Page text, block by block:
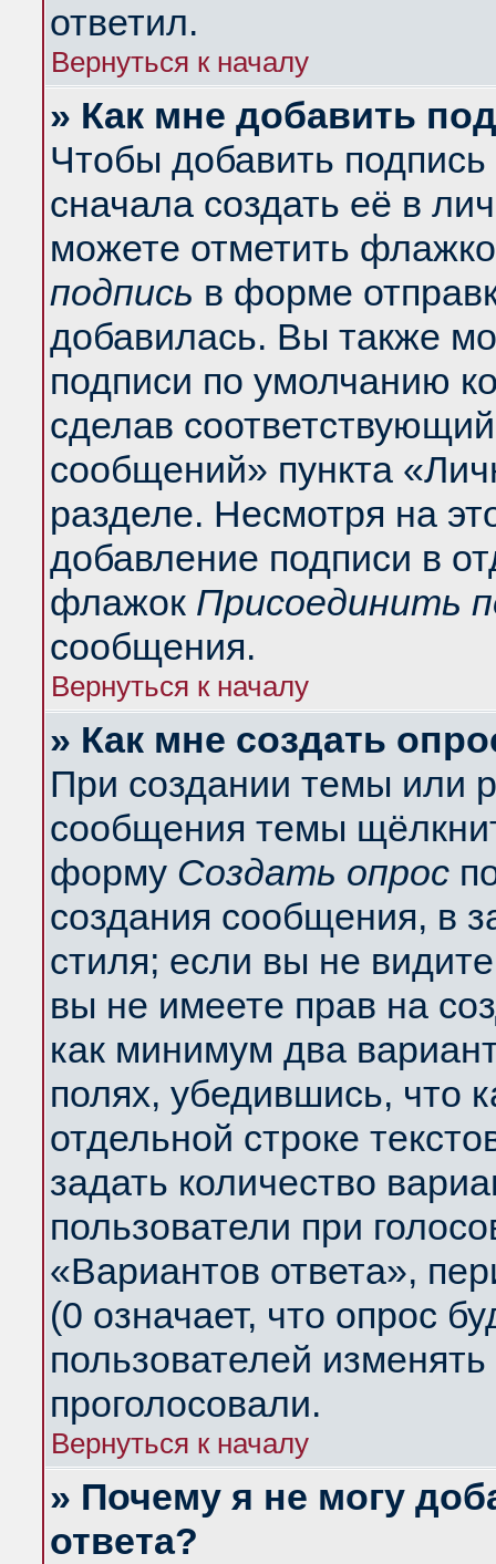
ответил.
Вернуться к началу
» Как мне добавить
Чтобы добавить
сначала создать её в
можете отметить
подпись в форме
добавилась. Вы также
подписи по умолчанию
сделав
сообщений» пункта
разделе. Несмотря на
добавление подписи в
флажок Присоединить
сообщения.
Вернуться к началу
» Как мне создать
При создании темы или
сообщения темы
форму Создать опрос
создания сообщения, в
стиля; если вы не
вы не имеете прав на
как минимум два
полях, убедившись, что
отдельной строке
задать количество
пользователи при
«Вариантов ответа»,
(0 означает, что опрос
пользователей
проголосовали.
Вернуться к началу
» Почему я не могу
ответа?